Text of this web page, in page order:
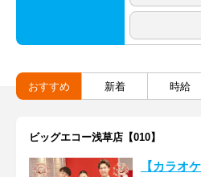
おすすめ 新着 時給
ビッグエコー浅草店【010】
【カラオ